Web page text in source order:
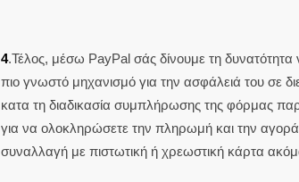
4.Τέλος, μέσω PayPal σάς δίνουμε τη
πιο γνωστό μηχανισμό για την ασφάλειά του σε
κατα τη διαδικασία συμπλήρωσης της φόρμας
για να ολοκληρώσετε την πληρωμή και την
συναλλαγή με πιστωτική ή χρεωστική κάρτα